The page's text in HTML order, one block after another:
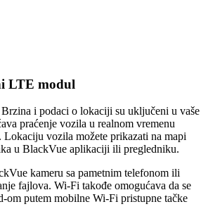
LTE modul
Brzina i podaci o lokaciji su uključeni u vaše
praćenje vozila u realnom vremenu
vozila možete prikazati na mapi
u BlackVue aplikaciji ili pregledniku.
kameru sa pametnim telefonom ili
fajlova. Wi-Fi takođe omogućava da se
om putem mobilne Wi-Fi pristupne tačke